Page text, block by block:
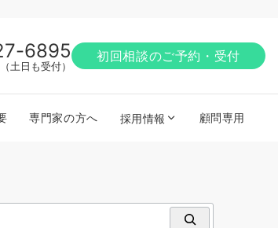
6895
土日も受付）
初回相談のご予約・受付
専門家の方へ 採用情報 顧問専用